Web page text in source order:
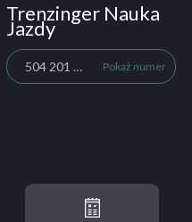
Trenzinger Nauka
Jazdy
504 201 399 Pokaż numer